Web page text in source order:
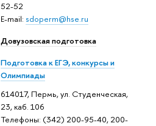
52-52
E-mail: sdoperm@hse.ru
Довузовская подготовка
Подготовка к ЕГЭ, конкурсы и
Олимпиады
614017, Пермь, ул. Студенческая,
23, каб. 106
Телефоны: (342) 200-95-40, 200-